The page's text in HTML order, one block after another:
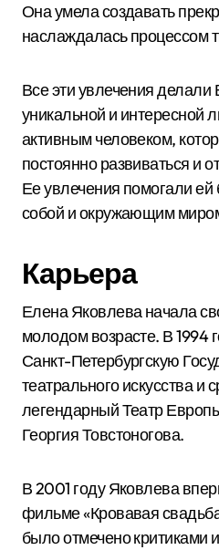
Она умела создавать
наслаждалась процессом
Все эти увлечения
уникальной и интересной
активным человеком,
постоянно развиваться и
Ее увлечения помогали ей
собой и окружающим
Карьера
Елена Яковлева начала
молодом возрасте. В 1994
Санкт-Петербургскую
театрального искусства и
легендарный Театр
Георгия Товстоногова.
В 2001 году Яковлева
фильме «Кровавая
было отмечено критиками